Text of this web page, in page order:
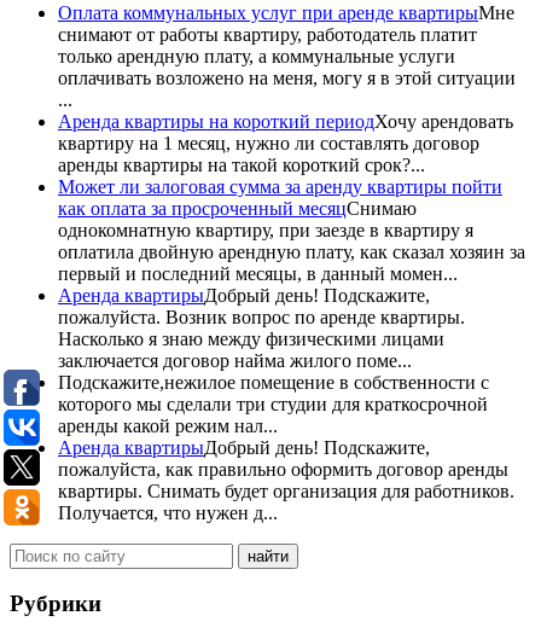
Оплата коммунальных услуг при аренде квартирыМне
снимают от работы квартиру, работодатель платит
только арендную плату, а коммунальные услуги
оплачивать возложено на меня, могу я в этой ситуации
...
Аренда квартиры на короткий периодХочу арендовать
квартиру на 1 месяц, нужно ли составлять договор
аренды квартиры на такой короткий срок?...
Может ли залоговая сумма за аренду квартиры пойти
как оплата за просроченный месяцСнимаю
однокомнатную квартиру, при заезде в квартиру я
оплатила двойную арендную плату, как сказал хозяин за
первый и последний месяцы, в данный момен...
Аренда квартирыДобрый день! Подскажите,
пожалуйста. Возник вопрос по аренде квартиры.
Насколько я знаю между физическими лицами
заключается договор найма жилого поме...
Подскажите,нежилое помещение в собственности с
которого мы сделали три студии для краткосрочной
аренды какой режим нал...
Аренда квартирыДобрый день! Подскажите,
пожалуйста, как правильно оформить договор аренды
квартиры. Снимать будет организация для работников.
Получается, что нужен д...
Рубрики